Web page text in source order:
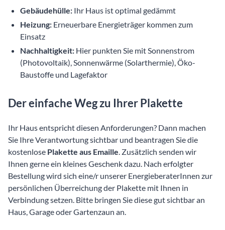
Gebäudehülle: Ihr Haus ist optimal gedämmt
Heizung: Erneuerbare Energieträger kommen zum
Einsatz
Nachhaltigkeit: Hier punkten Sie mit Sonnenstrom
(Photovoltaik), Sonnenwärme (Solarthermie), Öko-
Baustoffe und Lagefaktor
Der einfache Weg zu Ihrer Plakette
Ihr Haus entspricht diesen Anforderungen? Dann machen
Sie Ihre Verantwortung sichtbar und beantragen Sie die
kostenlose Plakette aus Emaille. Zusätzlich senden wir
Ihnen gerne ein kleines Geschenk dazu. Nach erfolgter
Bestellung wird sich eine/r unserer EnergieberaterInnen zur
persönlichen Überreichung der Plakette mit Ihnen in
Verbindung setzen. Bitte bringen Sie diese gut sichtbar an
Haus, Garage oder Gartenzaun an.